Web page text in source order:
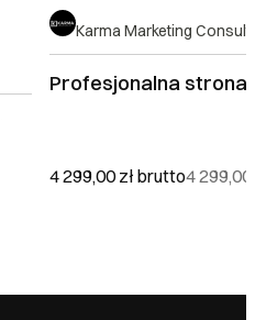
Karma Marketing
Profesjonalna
4 299,00 zł brutto4 299,00